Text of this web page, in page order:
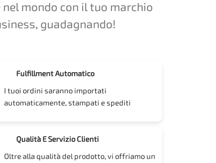
mondo con il tuo marchio
guadagnando!
Fulfillment Automatico
I tuoi ordini saranno importati
automaticamente, stampati e spediti
Qualità E Servizio Clienti
Oltre alla qualità del prodotto, vi offriamo un